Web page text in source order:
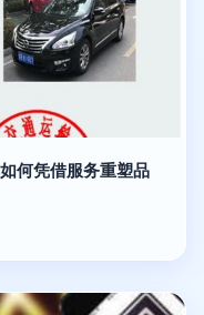
何凭借服务重塑品